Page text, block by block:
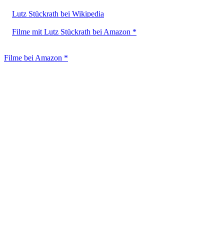
Lutz Stückrath bei Wikipedia
Filme mit Lutz Stückrath bei Amazon *
Filme bei Amazon *